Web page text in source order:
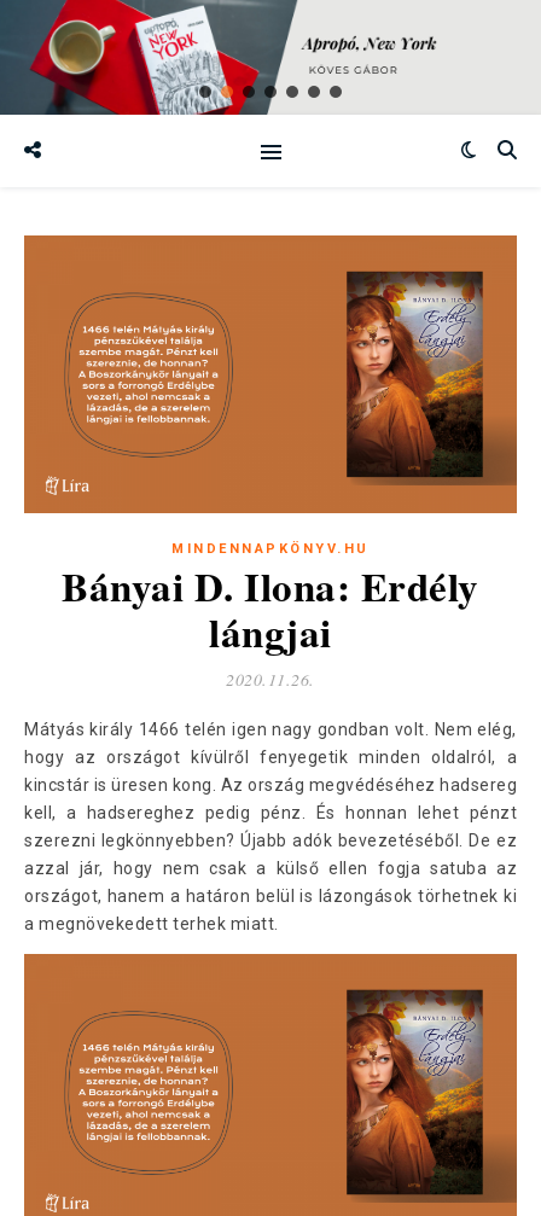
MINDENNAPKÖNYV.HU
Bányai D. Ilona: Erdély
lángjai
2020.11.26.
Mátyás király 1466 telén igen nagy gondban volt. Nem elég,
hogy az országot kívülről fenyegetik minden oldalról, a
kincstár is üresen kong. Az ország megvédéséhez hadsereg
kell, a hadsereghez pedig pénz. És honnan lehet pénzt
szerezni legkönnyebben? Újabb adók bevezetéséből. De ez
azzal jár, hogy nem csak a külső ellen fogja satuba az
országot, hanem a határon belül is lázongások törhetnek ki
a megnövekedett terhek miatt.